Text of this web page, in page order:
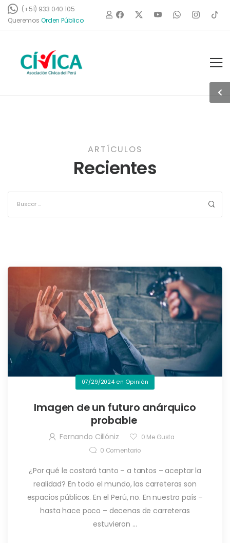
(+51) 933 040 105
Queremos
P úbl
ico
ARTÍCULOS
Recientes
07/29/2024 en Opinión
Imagen de un futuro anárquico
probable
Fernando Cillóniz 0 Me Gusta
0 Comentario
¿Por qué le costará tanto – a tantos – aceptar la
realidad? En todo el mundo, las carreteras son
espacios públicos. En el Perú, no. En nuestro país –
hasta hace poco – decenas de carreteras
estuvieron ...